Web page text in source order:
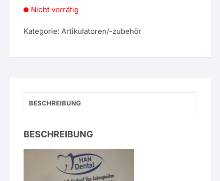
Nicht vorrätig
Kategorie: Artikulatoren/-zubehör
BESCHREIBUNG
BESCHREIBUNG